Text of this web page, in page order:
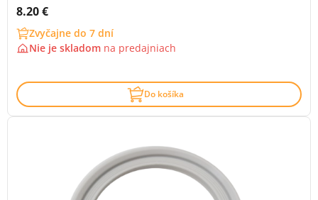
Cena s DPH:
8.20 €
Zvyčajne do 7 dní
Nie je skladom na predajniach
Do košíka